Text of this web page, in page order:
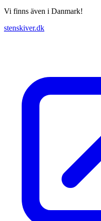
Vi finns även i Danmark!
stenskiver.dk